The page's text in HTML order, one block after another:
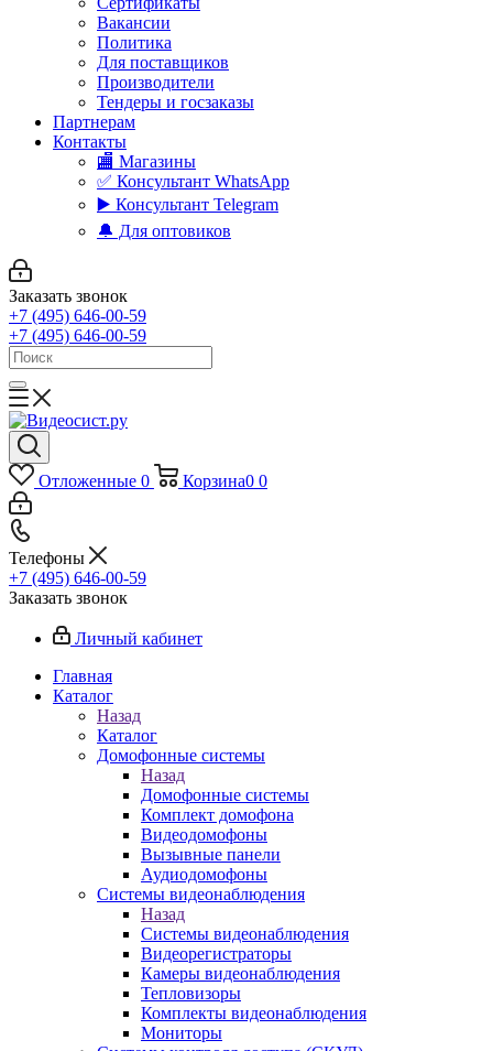
Вакансии
Политика
Для поставщиков
Производители
Тендеры и госзаказы
Партнерам
Контакты
🏬 Магазины
✅️ Консультант WhatsApp
▶️ Консультант Telegram
🔔 Для оптовиков
Заказать звонок
+7 (495) 646-00-59
+7 (495) 646-00-59
Отложенные 0 Корзина0 0
Телефоны
+7 (495) 646-00-59
Заказать звонок
Личный кабинет
Главная
Каталог
Назад
Каталог
Домофонные системы
Назад
Домофонные системы
Комплект домофона
Видеодомофоны
Вызывные панели
Аудиодомофоны
Системы видеонаблюдения
Назад
Системы видеонаблюдения
Видеорегистраторы
Камеры видеонаблюдения
Тепловизоры
Комплекты видеонаблюдения
Мониторы